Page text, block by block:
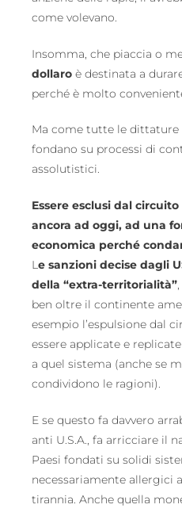
come volevano.
Insomma, che piaccia o
dollaroè destinata a
perché è molto
Ma come tutte le
fondano su processi di
assolutistici.
Essere esclusi dal
ancora ad oggi, ad una
economica perché
Le sanzioni decise dagli
della “extra-territorialità”
ben oltre il continente
esempio l’espulsione dal
essere applicate e
a quel sistema (anche se
condividono le ragioni).
E se questo fa davvero
anti U.S.A., fa arricciare il
Paesi fondati su solidi
necessariamente allergici
tirannia. Anche quella